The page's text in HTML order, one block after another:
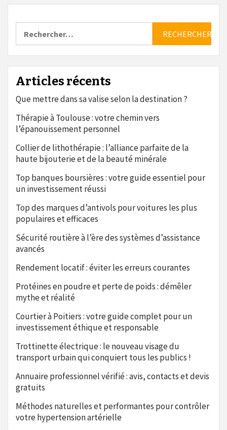
Articles récents
Que mettre dans sa valise selon la destination ?
Thérapie à Toulouse : votre chemin vers
l’épanouissement personnel
Collier de lithothérapie : l’alliance parfaite de la
haute bijouterie et de la beauté minérale
Top banques boursières : votre guide essentiel pour
un investissement réussi
Top des marques d’antivols pour voitures les plus
populaires et efficaces
Sécurité routière à l’ère des systèmes d’assistance
avancés
Rendement locatif : éviter les erreurs courantes
Protéines en poudre et perte de poids : démêler
mythe et réalité
Courtier à Poitiers : votre guide complet pour un
investissement éthique et responsable
Trottinette électrique : le nouveau visage du
transport urbain qui conquiert tous les publics !
Annuaire professionnel vérifié : avis, contacts et devis
gratuits
Méthodes naturelles et performantes pour contrôler
votre hypertension artérielle